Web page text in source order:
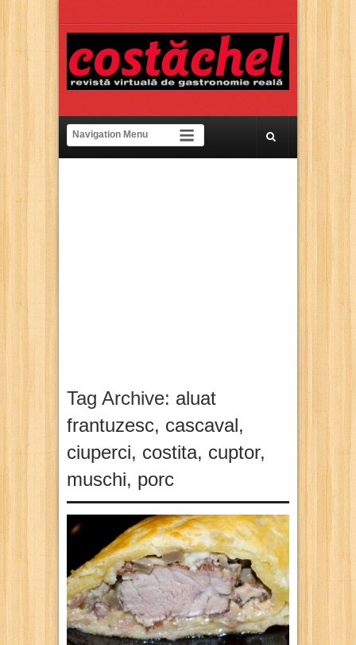
Tag Archive: aluat
frantuzesc, cascaval,
ciuperci, costita, cuptor,
muschi, porc